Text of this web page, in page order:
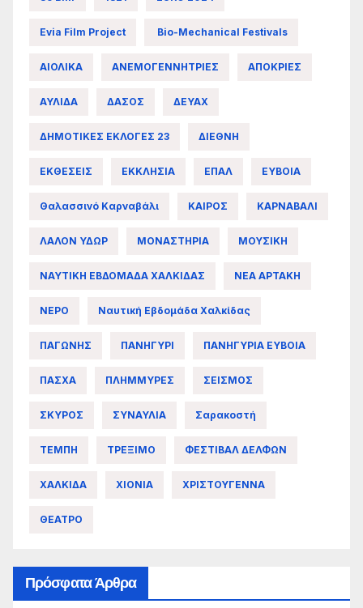
Evia Film Project Bio-Mechanical Festivals
ΑΙΟΛΙΚΑ ΑΝΕΜΟΓΕΝΝΗΤΡΙΕΣ ΑΠΟΚΡΙΕΣ
ΑΥΛΙΔΑ ΔΑΣΟΣ ΔΕΥΑΧ
ΔΗΜΟΤΙΚΕΣ ΕΚΛΟΓΕΣ 23 ΔΙΕΘΝΗ
ΕΚΘΕΣΕΙΣ ΕΚΚΛΗΣΙΑ ΕΠΑΛ ΕΥΒΟΙΑ
Θαλασσινό Καρναβάλι ΚΑΙΡΟΣ ΚΑΡΝΑΒΑΛΙ
ΛΑΛΟΝ ΥΔΩΡ ΜΟΝΑΣΤΗΡΙΑ ΜΟΥΣΙΚΗ
ΝΑΥΤΙΚΗ ΕΒΔΟΜΑΔΑ ΧΑΛΚΙΔΑΣ ΝΕΑ ΑΡΤΑΚΗ
ΝΕΡΟ Ναυτική Εβδομάδα Χαλκίδας
ΠΑΓΩΝΗΣ ΠΑΝΗΓΥΡΙ ΠΑΝΗΓΥΡΙΑ ΕΥΒΟΙΑ
ΠΑΣΧΑ ΠΛΗΜΜΥΡΕΣ ΣΕΙΣΜΟΣ
ΣΚΥΡΟΣ ΣΥΝΑΥΛΙΑ Σαρακοστή
ΤΕΜΠΗ ΤΡΕΞΙΜΟ ΦΕΣΤΙΒΑΛ ΔΕΛΦΩΝ
ΧΑΛΚΙΔΑ ΧΙΟΝΙΑ ΧΡΙΣΤΟΥΓΕΝΝΑ
ΘΕΑΤΡΟ
Πρόσφατα Άρθρα